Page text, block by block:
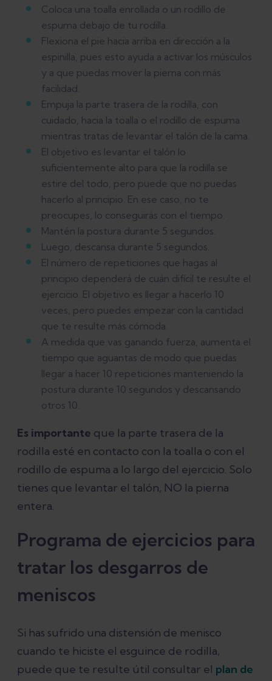
Coloca una toalla enrollada o un rodillo de
espuma debajo de tu rodilla.
Flexiona el pie hacia arriba en dirección a la
espinilla, pues esto ayuda a activar los músculos
y a que puedas mover la pierna con más
facilidad.
Empuja la parte trasera de la rodilla, con
cuidado, hacia la toalla o el rodillo de espuma
mientras tratas de levantar el talón de la cama.
El objetivo es levantar el talón lo
suficientemente alto para que la rodilla se
estire del todo, pero puede que no puedas
hacerlo al principio. En ese caso, no te
preocupes, lo conseguirás con el tiempo.
Mantén la postura durante 5 segundos.
Luego, descansa durante 5 segundos.
El número de repeticiones que hagas al
principio dependerá de cuán difícil te resulte el
ejercicio. El objetivo es llegar a hacerlo 10
veces, pero puedes empezar con la cantidad
que te resulte más cómoda.
A medida que vas ganando fuerza, aumenta el
tiempo que aguantas de modo que puedas
llegar a hacer 10 repeticiones manteniendo la
postura durante 10 segundos y descansando
otros 10.
Es importante que la parte trasera de la
rodilla esté en contacto con la toalla o con el
rodillo de espuma a lo largo del ejercicio. Solo
tienes que levantar el talón, NO la pierna
entera.
Programa de ejercicios para
tratar los desgarros de
meniscos
Si has sufrido una distensión de menisco
cuando te hiciste el esguince de rodilla,
puede que te resulte útil consultar el plan de